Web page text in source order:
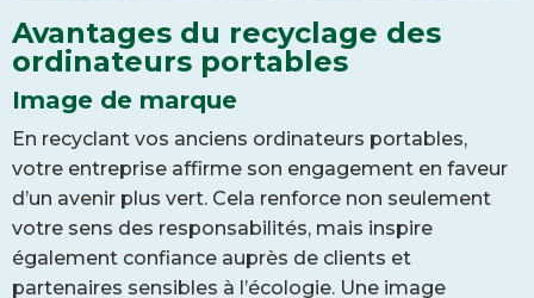
Avantages du recyclage des
ordinateurs portables
Image de marque
En recyclant vos anciens ordinateurs portables,
votre entreprise affirme son engagement en faveur
d’un avenir plus vert. Cela renforce non seulement
votre sens des responsabilités, mais inspire
également confiance auprès de clients et
partenaires sensibles à l’écologie. Une image